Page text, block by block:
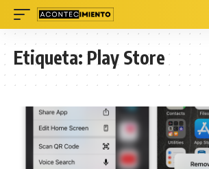
Etiqueta:Play Store